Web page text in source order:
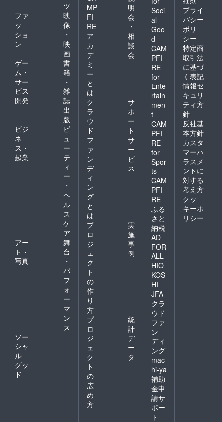
ツ
ファ
ッ
ショ
ン
映
像
・
映
画
ゲー
ム・
サー
ビス
開発
書
籍
・
雑
誌
出
版
ビジ
ネ
ス・
起業
ビ
ュ
ー
テ
ィ
ー
・
ヘ
ル
ス
ケ
ア
アー
ト・
写真
舞
台
・
パ
フ
ォ
ー
マ
ン
ス
ソー
シャ
ル
グッ
ド
MP
FI
RE
ア
カ
デ
ミ
ー
と
は
明
会
・
相
談
会
ク
ラ
ウ
ド
フ
ァ
ン
デ
ィ
ン
グ
と
は
サ
ポ
ー
ト
サ
ー
ビ
ス
プ
ロ
ジ
ェ
ク
ト
の
作
り
方
実
施
事
例
プ
ロ
ジ
ェ
ク
ト
の
広
め
方
統
計
デ
ー
タ
Soci
al
Goo
d
CAM
PFI
RE
for
Ente
rtain
men
t
CAM
PFI
RE
for
Spor
ts
CAM
PFI
RE
ふる
さと
納税
AD
FOR
ALL
HIO
KOS
HI
JFA
クラ
ウド
ファ
ン
ディ
ング
mac
hi-ya
補助
金申
請サ
ポー
ト
プライ
バシー
ポリ
シー
特定商
取引法
に基づ
く表記
情報セ
キュリ
ティ方
針
反社基
本方針
カスタ
マーハ
ラスメ
ントに
対する
考え方
クッ
キーポ
リシー